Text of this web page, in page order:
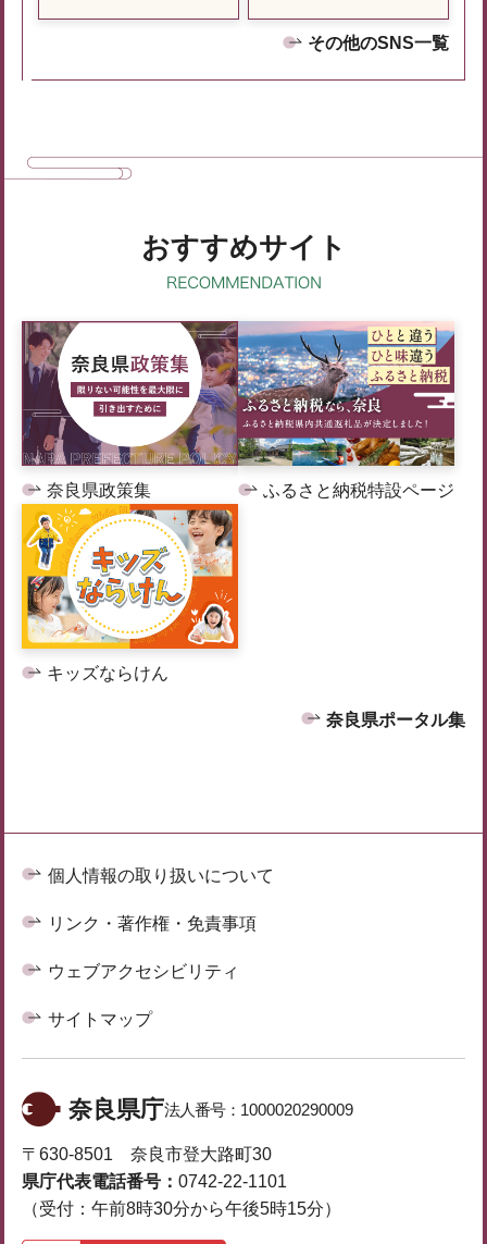
その他のSNS一覧
おすすめサイト
奈良県政策集 ふるさと納税特設ページ
キッズならけん
奈良県ポータル集
個人情報の取り扱いについて
リンク・著作権・免責事項
ウェブアクセシビリティ
サイトマップ
奈良県庁法人番号： 1000020290009
〒630-8501 奈良市登大路町30
県庁代表電話番号： 0742-22-1101
（受付：午前8時30分から午後5時15分）